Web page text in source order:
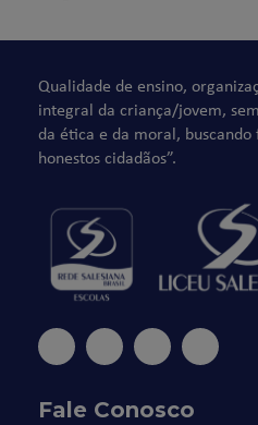
Qualidade de ensino,
integral da criança/jovem,
da ética e da moral,
honestos cidadãos”.
Fale Conosco